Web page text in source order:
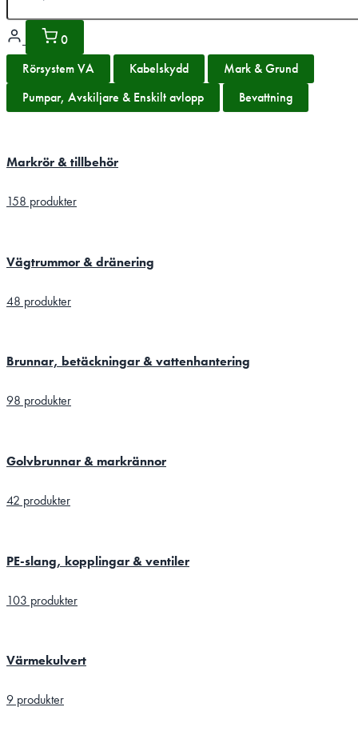
0
Rörsystem VA
Kabelskydd
Mark & Grund
Pumpar, Avskiljare & Enskilt avlopp
Bevattning
Markrör & tillbehör
158 produkter
Vägtrummor & dränering
48 produkter
Brunnar, betäckningar & vattenhantering
98 produkter
Golvbrunnar & markrännor
42 produkter
PE-slang, kopplingar & ventiler
103 produkter
Värmekulvert
9 produkter